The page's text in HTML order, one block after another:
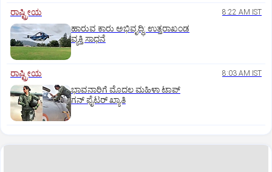
ರಾಷ್ಟ್ರೀಯ 8:22 AM IST
ಹಾರುವ ಕಾರು ಅಭಿವೃದ್ಧಿ: ಉತ್ತರಾಖಂಡ
ವ್ಯಕ್ತಿ ಸಾಧನೆ
ರಾಷ್ಟ್ರೀಯ 8:03 AM IST
ಭಾವನಾರಿಗೆ ಮೊದಲ ಮಹಿಳಾ ಟಾಪ್‌
ಗನ್‌ ಫೈಟರ್‌ ಖ್ಯಾತಿ